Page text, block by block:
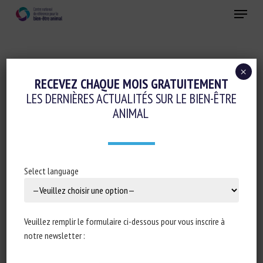
Menu
Ethique-sociologie-philosophie-droit
ANIMALISME, ÉTHIQUE DU CHEVAL ET
Type de document : webconférence de l’
RECEVEZ CHAQUE MOIS GRATUITEMENT
LES DERNIÈRES ACTUALITÉS SUR LE BIEN-ÊTRE
ANIMAL
Select language
Veuillez remplir le formulaire ci-dessous pour vous inscrire à
notre newsletter :
×